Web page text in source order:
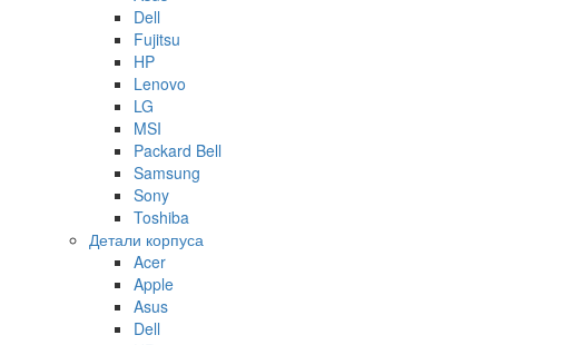
Dell
Fujitsu
HP
Lenovo
LG
MSI
Packard Bell
Samsung
Sony
Toshiba
Детали корпуса
Acer
Apple
Asus
Dell